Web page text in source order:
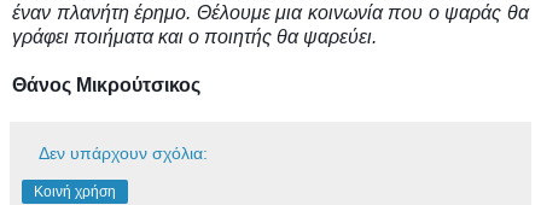
έναν πλανήτη έρημο. Θέλουμε μια κοινωνία που ο ψαράς θα
γράφει ποιήματα και ο ποιητής θα ψαρεύει.
Θάνος Μικρούτσικος
Δεν υπάρχουν σχόλια:
Κοινή χρήση